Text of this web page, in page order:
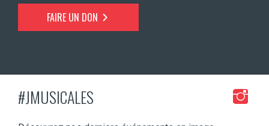
FAIRE UN DON
#JMUSICALES